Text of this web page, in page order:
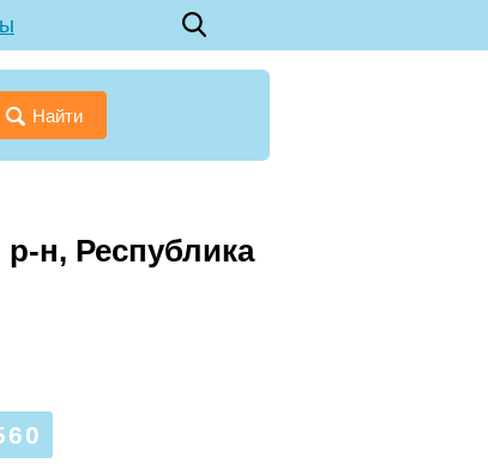
Найти
н, Республика